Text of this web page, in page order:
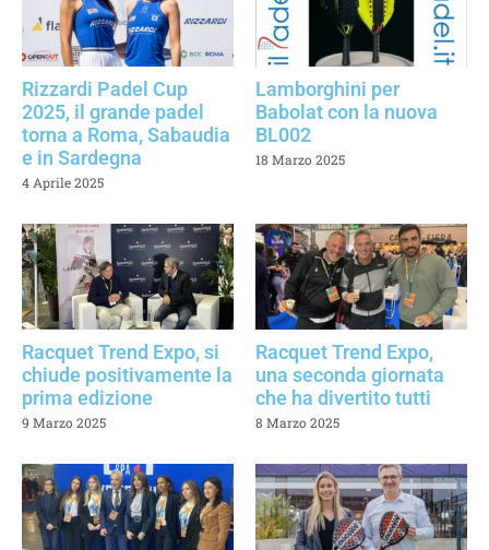
Rizzardi Padel Cup
2025, il grande padel
torna a Roma, Sabaudia
e in Sardegna
4 Aprile 2025
Lamborghini per
Babolat con la nuova
BL002
18 Marzo 2025
Racquet Trend Expo, si
chiude positivamente la
prima edizione
9 Marzo 2025
Racquet Trend Expo,
una seconda giornata
che ha divertito tutti
8 Marzo 2025